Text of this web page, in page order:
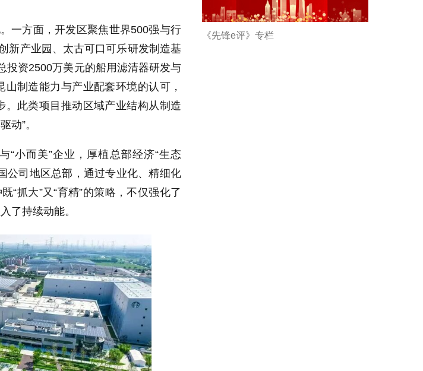
一方面，开发区聚焦世界500强与行
新产业园、太古可口可乐研发制造基
投资2500万美元的船用滤清器研发与
制造能力与产业配套环境的认可，
此类项目推动区域产业结构从制造
动”。
“小而美”企业，厚植总部经济“生态
公司地区总部，通过专业化、精细化
“抓大”又“育精”的策略，不仅强化了
了持续动能。
《先锋e评》专栏